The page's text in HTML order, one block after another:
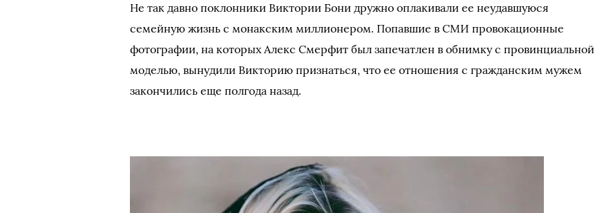
Не так давно поклонники Виктории Бони дружно оплакивали ее неудавшуюся
семейную жизнь с монакским миллионером. Попавшие в СМИ провокационные
фотографии, на которых Алекс Смерфит был запечатлен в обнимку с провинциальной
моделью, вынудили Викторию признаться, что ее отношения с гражданским мужем
закончились еще полгода назад.